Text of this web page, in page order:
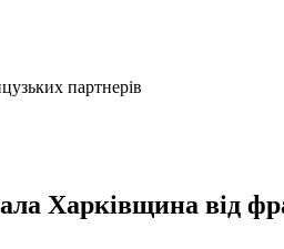
партнерів
Харківщина від